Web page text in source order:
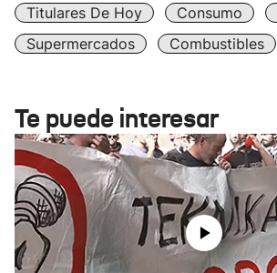
Titulares De Hoy
Consumo
Supermercados
Combustibles
Te puede interesar